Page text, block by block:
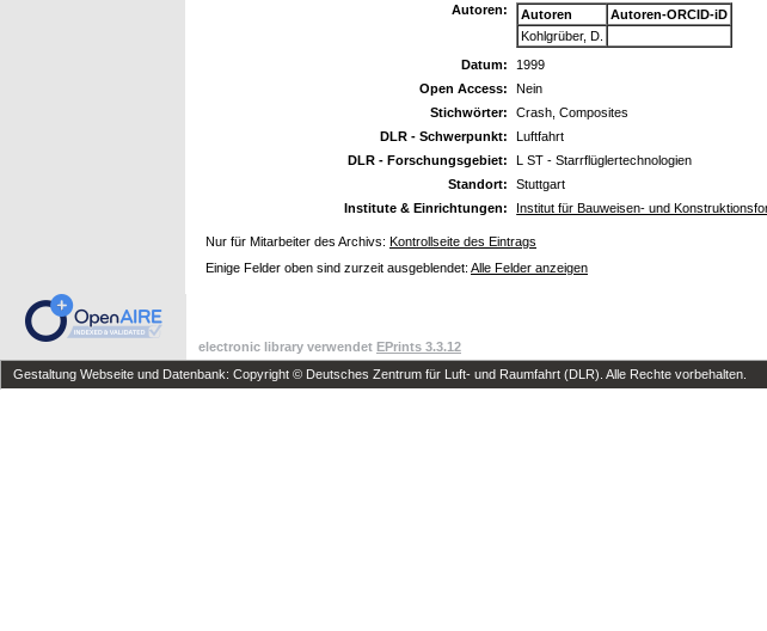
Autoren:
Autoren
Autoren-ORCID-iD
Kohlgrüber, D.
Datum:
1999
Open Access:
Nein
Stichwörter:
Crash, Composites
DLR - Schwerpunkt:
Luftfahrt
DLR - Forschungsgebiet:
L ST - Starrflüglertechnologien
Standort:
Stuttgart
Institute & Einrichtungen:
Institut für Bauweisen- und
Nur für Mitarbeiter des Archivs: Kontrollseite des Eintrags
Einige Felder oben sind zurzeit ausgeblendet: Alle Felder anzeigen
electronic library verwendet EPrints 3.3.12
Gestaltung Webseite und Datenbank: Copyright © Deutsches Zentrum für Luft- und Raumfahrt (DLR). Alle Rechte vorbehalten.